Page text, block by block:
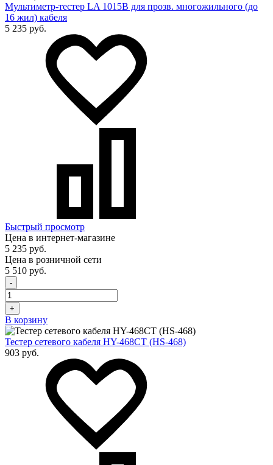
Мультиметр-тестер LA 1015B для прозв. многожильного (до
16 жил) кабеля
5 235 руб.
Быстрый просмотр
Цена в интернет-магазине
5 235 руб.
Цена в розничной сети
5 510 руб.
-
+
В корзину
Тестер сетевого кабеля HY-468CT (HS-468)
903 руб.